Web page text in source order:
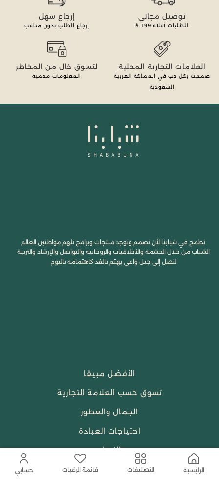
الرئيسية التصنيفات قائمة الرغبات حسابي
توصيل مجاني
للطلبات أعلاه 199
إرجاع سهل
إرجاع الطلب بدون متاعب
العلامات التجارية المحلية
صممت بكل حب في المملكة العربية
السعودية
لتسوق خالٍ من المخاطر
المعلومات محمية
نطمح في شبابنا لأن نصمم ونوجد منتجات وبرامج تلهم مواطنين العالم
الشباب من خلال الحشمة والأخلاقيات والروحانية والتواصل والإرشاد والتربية
لنصل إلى جيل واعي يهتم بالغد كاهتمامه باليوم
الأفضل مبيعًا
تسوق حسب العلامة التجارية
الجمال والعطور
احتياجات العبادة
النساء